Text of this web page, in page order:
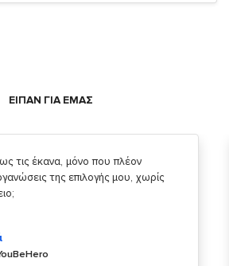
ΕΙΠΑΝ ΓΙΑ ΕΜΑΣ
δίνετε την δυνατότητα να κάνουμε